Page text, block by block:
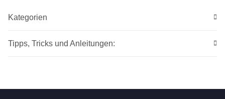
Kategorien
Tipps, Tricks und Anleitungen: